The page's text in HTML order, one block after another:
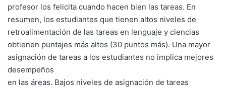
profesor los felicita cuando hacen bien las tareas. En
resumen, los estudiantes que tienen altos niveles de
retroalimentación de las tareas en lenguaje y ciencias
obtienen puntajes más altos (30 puntos más). Una mayor
asignación de tareas a los estudiantes no implica mejores
desempeños
en las áreas. Bajos niveles de asignación de tareas